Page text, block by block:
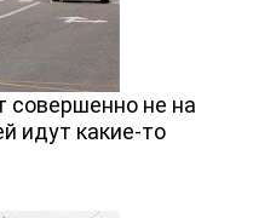
не на
идут какие-то